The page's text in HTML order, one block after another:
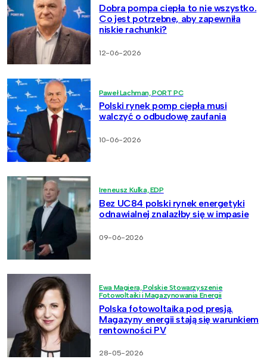
Dobra pompa ciepła to nie wszystko.
Co jest potrzebne, aby zapewniła
niskie rachunki?
12-06-2026
Paweł Lachman, PORT PC
Polski rynek pomp ciepła musi
walczyć o odbudowę zaufania
10-06-2026
Ireneusz Kulka, EDP
Bez UC84 polski rynek energetyki
odnawialnej znalazłby się w impasie
09-06-2026
Ewa Magiera, Polskie Stowarzyszenie
Fotowoltaiki i Magazynowania Energii
Polska fotowoltaika pod presją.
Magazyny energii stają się warunkiem
rentowności PV
28-05-2026